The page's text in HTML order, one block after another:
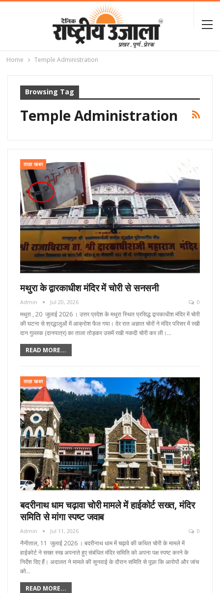
Home Temple Administration
Browsing Tag
Temple Administration
ताज़ा खबर
मथुरा के द्वारकाधीश मंदिर में चोरी से सनसनी
Admin Jul 20, 2026 0
मथुरा , 20 जुलाई 2026 । उत्तर प्रदेश के मथुरा स्थित प्रसिद्ध द्वारकाधीश मंदिर में चोरी
की घटना से श्रद्धालुओं में आक्रोश फैल गया। देर रात अज्ञात चोरों ने मंदिर परिसर में रखी
दान गुल्लक (दानपात्र) का ताला तोड़कर उसमें रखी नकदी चोरी कर ली।…
READ MORE...
ताज़ा खबर
बदरीनाथ धाम चढ़ावा चोरी मामले में हाईकोर्ट सख्त, मंदिर
समिति से मांगा स्पष्ट जवाब
Admin Jul 11, 2026 0
नैनीताल, 11 जुलाई 2026 । बदरीनाथ धाम में चढ़ावे की कथित चोरी के मामले में
हाईकोर्ट ने सख्त रुख अपनाते हुए संबंधित मंदिर समिति को अपना पक्ष स्पष्ट करने के
निर्देश दिए हैं। अदालत ने मामले की सुनवाई के दौरान समिति से पूछा कि आरोपों और जांच
को…
READ MORE...